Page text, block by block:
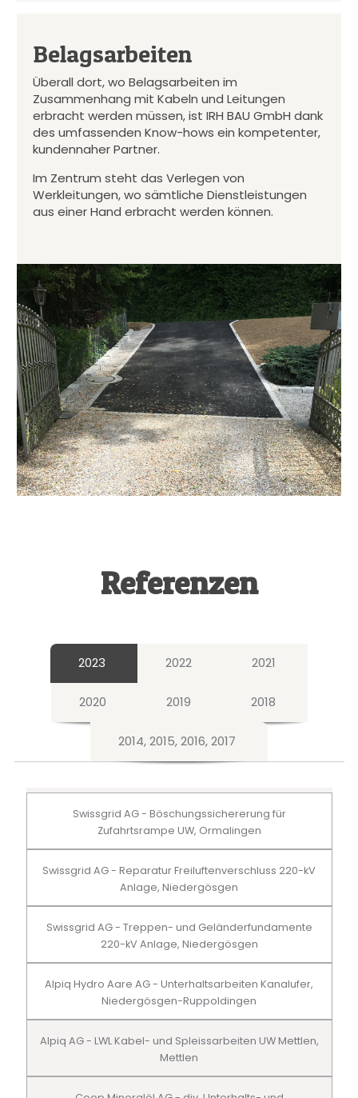
Belagsarbeiten
Überall dort, wo Belagsarbeiten im
Zusammenhang mit Kabeln und Leitungen
erbracht werden müssen, ist IRH BAU GmbH dank
des umfassenden Know-hows ein kompetenter,
kundennaher Partner.
Im Zentrum steht das Verlegen von
Werkleitungen, wo sämtliche Dienstleistungen
aus einer Hand erbracht werden können.
Referenzen
2023 2022 2021
2020 2019 2018
2014, 2015, 2016, 2017
Swissgrid AG - Böschungssichererung für
Zufahrtsrampe UW, Ormalingen
Swissgrid AG - Reparatur Freiluftenverschluss 220-kV
Anlage, Niedergösgen
Swissgrid AG - Treppen- und Geländerfundamente
220-kV Anlage, Niedergösgen
Alpiq Hydro Aare AG - Unterhaltsarbeiten Kanalufer,
Niedergösgen-Ruppoldingen
Alpiq AG - LWL Kabel- und Spleissarbeiten UW Mettlen,
Mettlen